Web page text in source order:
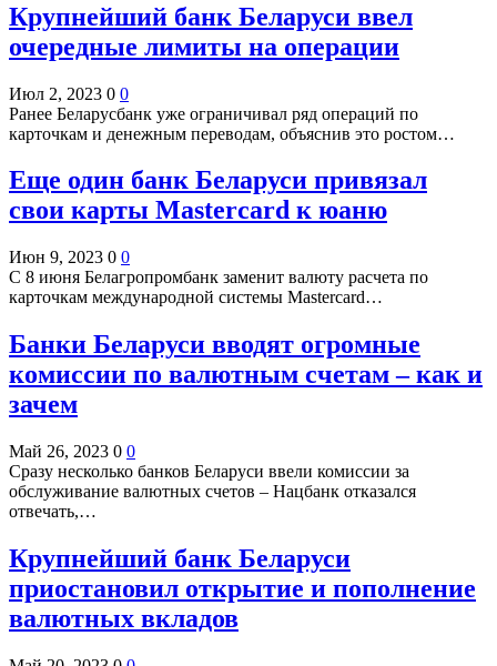
Крупнейший банк Беларуси ввел
очередные лимиты на операции
Июл 2, 2023 0 0
Ранее Беларусбанк уже ограничивал ряд операций по
карточкам и денежным переводам, объяснив это ростом…
Еще один банк Беларуси привязал
свои карты Mastercard к юаню
Июн 9, 2023 0 0
С 8 июня Белагропромбанк заменит валюту расчета по
карточкам международной системы Mastercard…
Банки Беларуси вводят огромные
комиссии по валютным счетам – как и
зачем
Май 26, 2023 0 0
Сразу несколько банков Беларуси ввели комиссии за
обслуживание валютных счетов – Нацбанк отказался
отвечать,…
Крупнейший банк Беларуси
приостановил открытие и пополнение
валютных вкладов